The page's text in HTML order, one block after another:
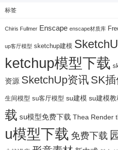
标签
Chiris Fullmer Enscape enscape材质库
up客厅模型 sketchup建模
ketchup模型下载
资源 SketchUp资讯 SK
生间模型 su客厅模型 su建模 su建模教
载 su模型免费下载 Thea Render
u模型下载 免费下载